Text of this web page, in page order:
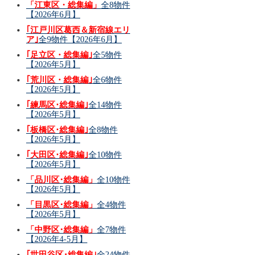
「江東区・総集編」 全8物件
【2026年6月】
｢江戸川区葛西＆新宿線エリ
ア｣全9物件【2026年6月】
｢足立区・総集編｣全5物件
【2026年5月】
｢荒川区・総集編｣全6物件
【2026年5月】
｢練馬区･総集編｣全14物件
【2026年5月】
｢板橋区･総集編｣全8物件
【2026年5月】
｢大田区･総集編｣全10物件
【2026年5月】
「品川区･総集編」 全10物件
【2026年5月】
「目黒区･総集編」 全4物件
【2026年5月】
「中野区･総集編」 全7物件
【2026年4-5月】